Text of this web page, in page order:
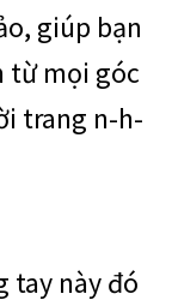
giúp bạn
từ mọi góc
trang n-h-
tay này đó